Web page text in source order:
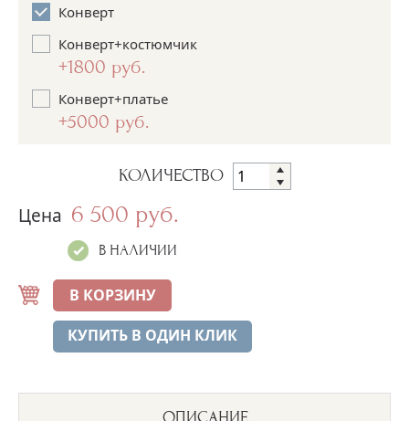
Конверт
Конверт+костюмчик
+1800 руб.
Конверт+платье
+5000 руб.
КОЛИЧЕСТВО
Цена 6 500 руб.
В НАЛИЧИИ
В КОРЗИНУ
КУПИТЬ В ОДИН КЛИК